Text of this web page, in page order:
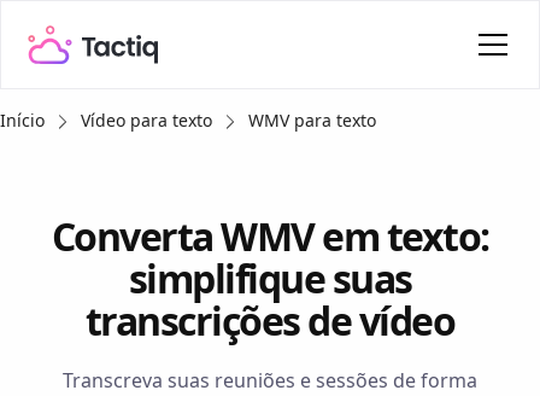
Início Vídeo para texto WMV para texto
Converta WMV em texto:
simplifique suas
transcrições de vídeo
Transcreva suas reuniões e sessões de forma